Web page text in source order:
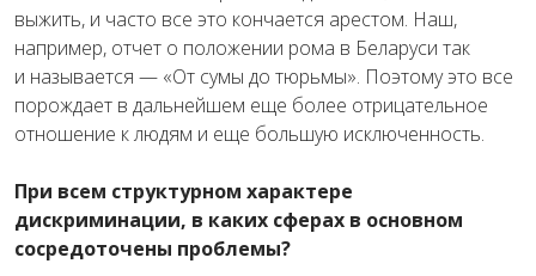
выжить, и часто все это кончается арестом. Наш,
например, отчет о положении рома в Беларуси так
и называется — «От сумы до тюрьмы». Поэтому это все
порождает в дальнейшем еще более отрицательное
отношение к людям и еще большую исключенность.
При всем структурном характере
дискриминации, в каких сферах в основном
сосредоточены проблемы?